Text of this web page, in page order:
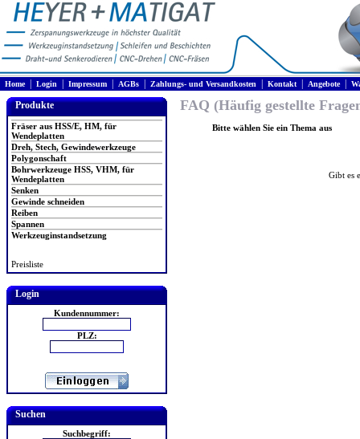
Home| Login Impressum AGBs Zahlungs- und Versandkosten Kontakt| Angebote|
Produkte
Fräser aus HSS/E, HM, für
Wendeplatten
Dreh, Stech, Gewindewerkzeuge
Polygonschaft
Bohrwerkzeuge HSS, VHM, für
Wendeplatten
Senken
Gewinde schneiden
Reiben
Spannen
Werkzeuginstandsetzung
Preisliste
Login
Kundennummer:
PLZ:
Suchen
Suchbegriff:
FAQ (Häufig gestellte
Bitte wählen Sie ein Thema aus
Gibt es